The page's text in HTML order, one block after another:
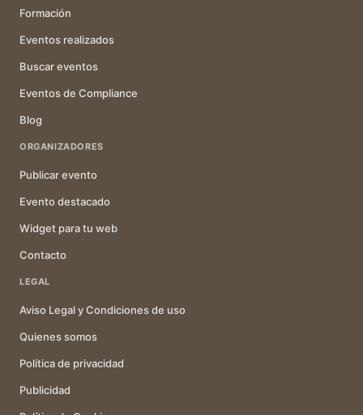
Formación
Eventos realizados
Buscar eventos
Eventos de Compliance
Blog
ORGANIZADORES
Publicar evento
Evento destacado
Widget para tu web
Contacto
LEGAL
Aviso Legal y Condiciones de uso
Quienes somos
Política de privacidad
Publicidad